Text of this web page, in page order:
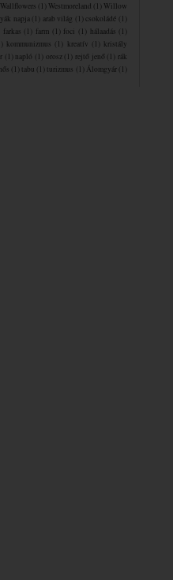
Wallflowers (1) Westmoreland (1) Willow
napja (1) arab világ (1)csokoládé
(1)
farkas (1) farm (1) foci (1) hálaadás
(1)
kommunizmus (1) kreatív (1) kristály
(1) napló (1) orosz (1) rejtő jenő (1) rák
(1) tabu (1) turizmus (1) Álomgyár (1)